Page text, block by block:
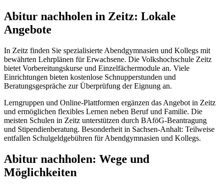
Abitur nachholen in Zeitz: Lokale
Angebote
In Zeitz finden Sie spezialisierte Abendgymnasien und Kollegs mit
bewährten Lehrplänen für Erwachsene. Die Volkshochschule Zeitz
bietet Vorbereitungskurse und Einzelfächermodule an. Viele
Einrichtungen bieten kostenlose Schnupperstunden und
Beratungsgespräche zur Überprüfung der Eignung an.
Lerngruppen und Online-Plattformen ergänzen das Angebot in Zeitz
und ermöglichen flexibles Lernen neben Beruf und Familie. Die
meisten Schulen in Zeitz unterstützen durch BAföG-Beantragung
und Stipendienberatung. Besonderheit in Sachsen-Anhalt: Teilweise
entfallen Schulgeldgebühren für Abendgymnasien und Kollegs.
Abitur nachholen: Wege und
Möglichkeiten